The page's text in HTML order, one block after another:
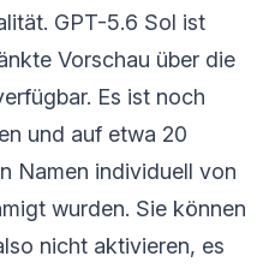
GPT-5.6 Sol ist
Vorschau über die
Es ist noch
und auf etwa 20
Namen individuell von
wurden. Sie können
nicht aktivieren, es